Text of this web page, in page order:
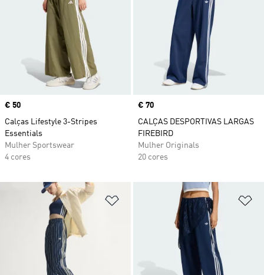
Price
€ 50
Calças Lifestyle 3-Stripes
Essentials
Mulher Sportswear
4 cores
Price
€ 70
CALÇAS DESPORTIVAS LARGAS
FIREBIRD
Mulher Originals
20 cores
Adicionar à Lista de Desejos